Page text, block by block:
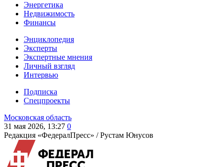
Энергетика
Недвижимость
Финансы
Энциклопедия
Эксперты
Экспертные мнения
Личный взгляд
Интервью
Подписка
Спецпроекты
Московская область
31 мая 2026, 13:27 0
Редакция «ФедералПресс» /Рустам Юнусов